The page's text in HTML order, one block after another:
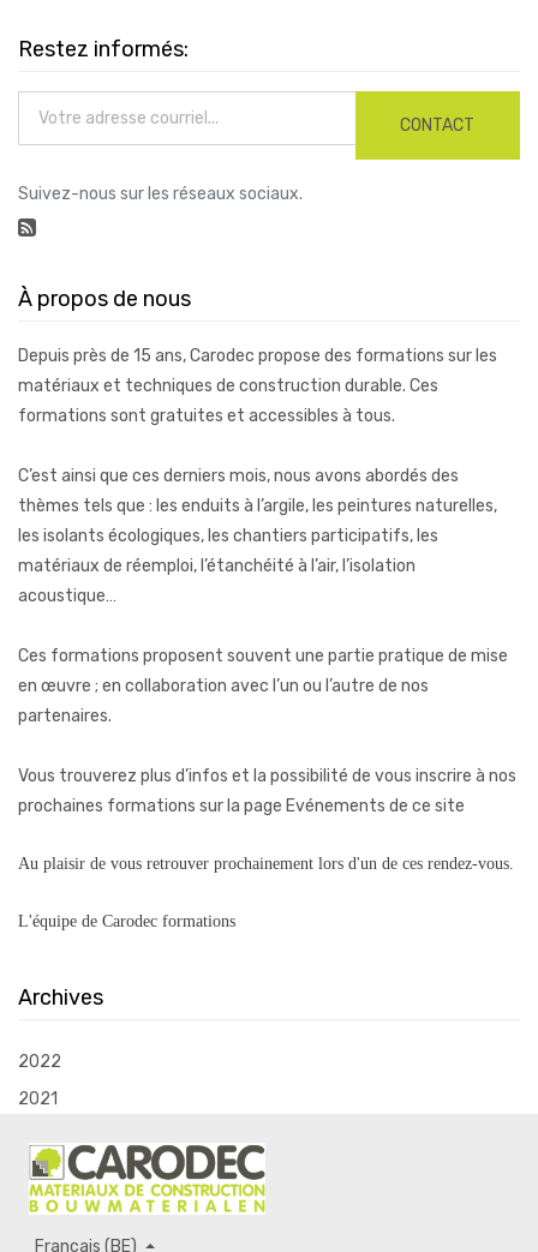
Restez informés:
CONTACT
Suivez-nous sur les réseaux sociaux.
À propos de nous
Depuis près de 15 ans, Carodec propose des formations sur les
matériaux et techniques de construction durable. Ces
formations sont gratuites et accessibles à tous.
C’est ainsi que ces derniers mois, nous avons abordés des
thèmes tels que : les enduits à l’argile, les peintures naturelles,
les isolants écologiques, les chantiers participatifs, les
matériaux de réemploi, l’étanchéité à l’air, l’isolation
acoustique…
Ces formations proposent souvent une partie pratique de mise
en œuvre ; en collaboration avec l’un ou l’autre de nos
partenaires.
Vous trouverez plus d’infos et la possibilité de vous inscrire à nos
prochaines formations sur la page Evénements de ce site
Au plaisir de vous retrouver prochainement lors d'un de ces rendez-vous.
L'équipe de Carodec formations
Archives
2022
2021
Français (BE)